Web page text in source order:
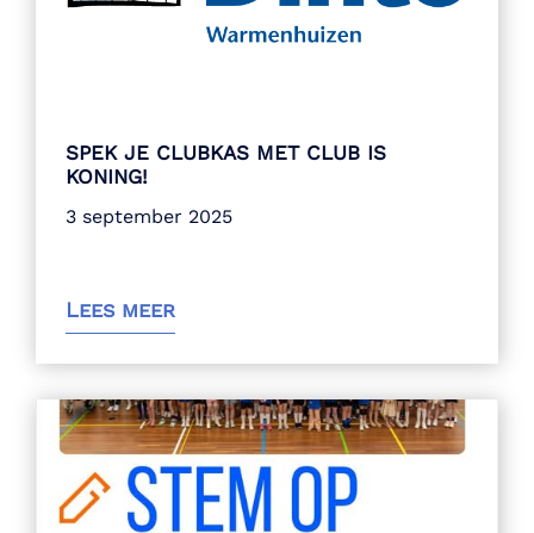
SPEK JE CLUBKAS MET CLUB IS
KONING!
3 september 2025
Lees meer